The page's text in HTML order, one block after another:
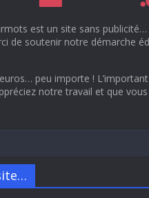
est un site sans
de soutenir notre démarche
peu importe ! L’important
notre travail et que